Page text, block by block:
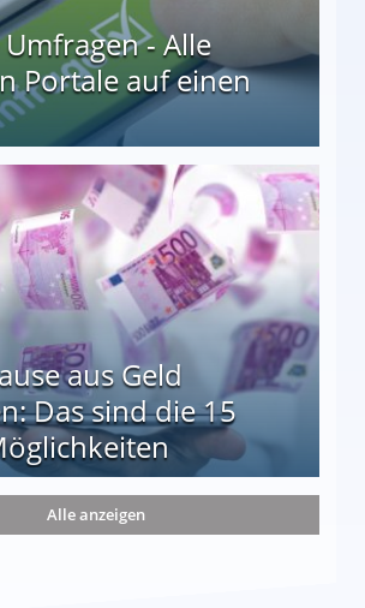
- Alle
Portale auf einen
aus Geld
Das sind die 15
Alle anzeigen